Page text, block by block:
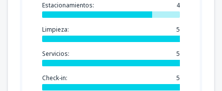
Estacionamientos: 4
Limpieza: 5
Servicios: 5
Check-in: 5